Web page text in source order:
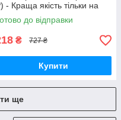
- Краща якість тільки на
до відправки
₴ 727 ₴
Купити
ще